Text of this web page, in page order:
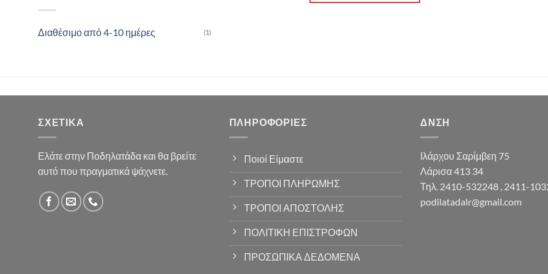
Διαθέσιμο από 4-10 ημέρες (1)
ΣΧΕΤΙΚΆ
Ελάτε στην Ποδηλατάδα και θα βρείτε
αυτό που πραγματικά ψάχνετε.
ΠΛΗΡΟΦΟΡΊΕΣ
Ποιοί Είμαστε
ΤΡΟΠΟΙ ΠΛΗΡΩΜΗΣ
ΤΡΟΠΟΙ ΑΠΟΣΤΟΛΗΣ
ΠΟΛΙΤΙΚΗ ΕΠΙΣΤΡΟΦΩΝ
ΠΡΟΣΩΠΙΚΑ ΔΕΔΟΜΕΝΑ
ΔΝΣΗ
Ιλάρχου Σαρίμβεη 75
Λάρισα 413 34
Τηλ. 2410-532248 , 2411-
podilatadalr@gmail.com